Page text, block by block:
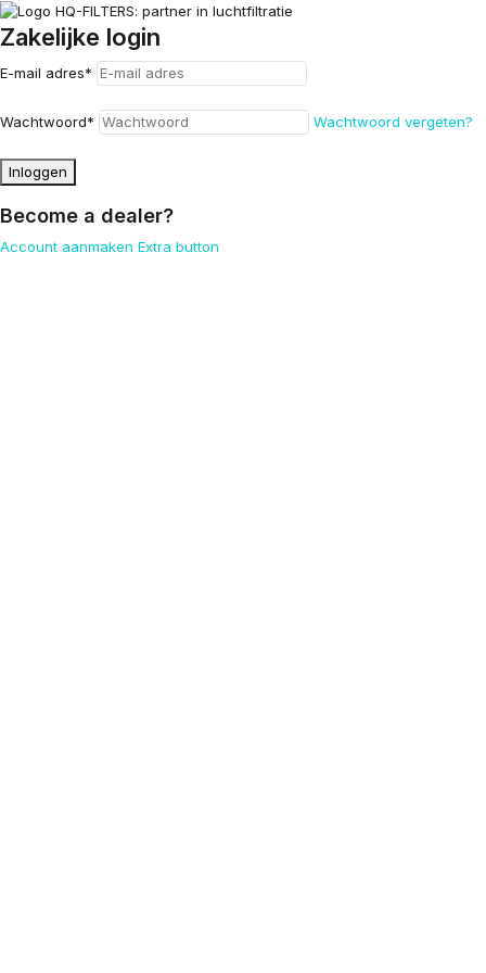
Zakelijke login
E-mail adres*
Wachtwoord* Wachtwoord vergeten?
Inloggen
Become a dealer?
Account aanmaken Extra button